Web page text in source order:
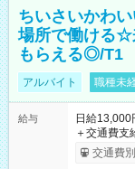
ちいさいかわ
場所で働ける☆
もらえる◎/T1
アルバイト 職種未
給与
日給13,000
＋交通費支給 ★交通費全額支給！ ┗案件により規定あ
いOK！（
ンビニATMか
交通費